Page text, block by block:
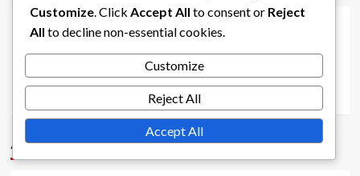
Battle Pass-beloningen in World of Tanks Blitz
Bonuscodes voor World of Tanks Blitz
Evenementmissies Prijzen in World of Tanks Blitz
Archief
Customize . Click Accept All to consent or Reject
All to decline non-essential cookies.
Customize
Reject All
Accept All